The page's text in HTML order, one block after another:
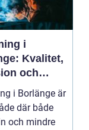
i
Kvalitet,
och
i Borlänge är
där både
och mindre